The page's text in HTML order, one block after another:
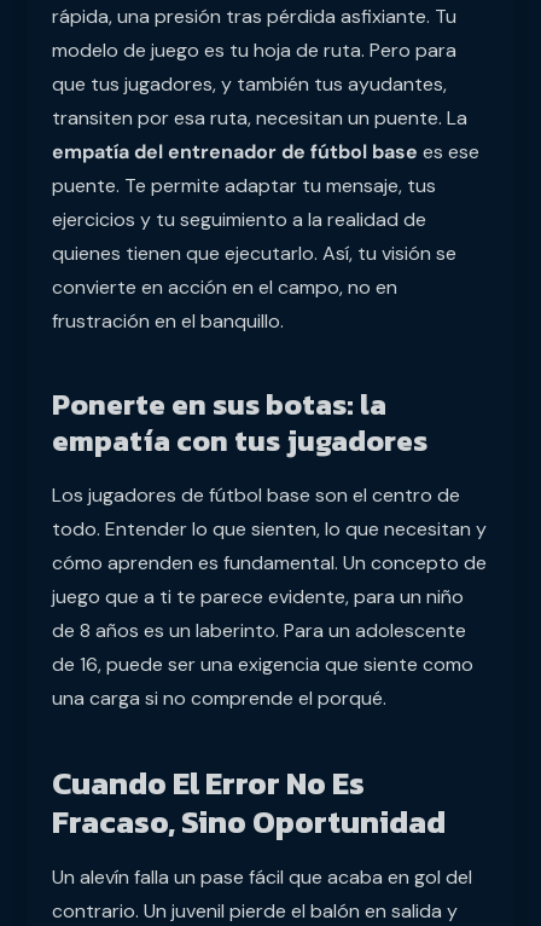
rápida, una presión tras pérdida asfixiante. Tu
modelo de juego es tu hoja de ruta. Pero para
que tus jugadores, y también tus ayudantes,
transiten por esa ruta, necesitan un puente. La
empatía del entrenador de fútbol base es ese
puente. Te permite adaptar tu mensaje, tus
ejercicios y tu seguimiento a la realidad de
quienes tienen que ejecutarlo. Así, tu visión se
convierte en acción en el campo, no en
frustración en el banquillo.
Ponerte en sus botas: la
empatía con tus jugadores
Los jugadores de fútbol base son el centro de
todo. Entender lo que sienten, lo que necesitan y
cómo aprenden es fundamental. Un concepto de
juego que a ti te parece evidente, para un niño
de 8 años es un laberinto. Para un adolescente
de 16, puede ser una exigencia que siente como
una carga si no comprende el porqué.
Cuando El Error No Es
Fracaso, Sino Oportunidad
Un alevín falla un pase fácil que acaba en gol del
contrario. Un juvenil pierde el balón en salida y